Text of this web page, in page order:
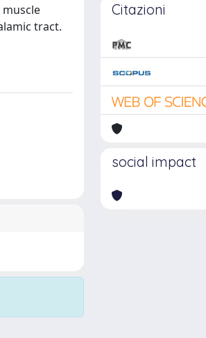
tract.
Citazioni
social impact